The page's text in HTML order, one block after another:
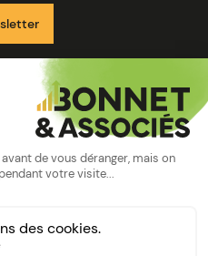
de confidentialité